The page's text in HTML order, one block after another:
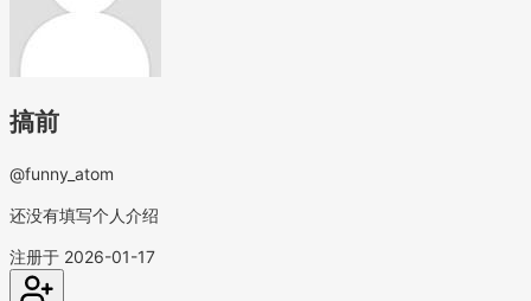
搞前
@funny_atom
还没有填写个人介绍
注册于 2026-01-17